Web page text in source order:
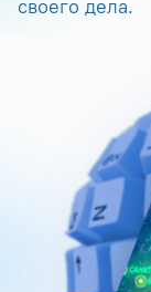
своего дела.